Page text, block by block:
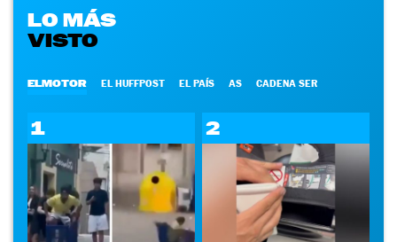
LO MÁS
VISTO
ELMOTOR EL HUFFPOST EL PAÍS AS CADENA SER
1 2